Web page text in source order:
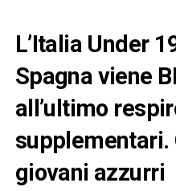
L’Italia Under
Spagna viene
all’ultimo
supplementari.
giovani azzurri